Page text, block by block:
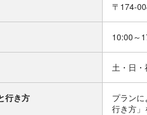
〒174-
10:00～
土・日・
行き方
プラン
行き方」